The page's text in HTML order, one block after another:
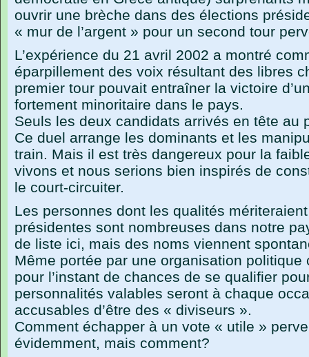
ouvrir une brèche dans des élections
« mur de l’argent » pour un second tour
L’expérience du 21 avril 2002 a montré
éparpillement des voix résultant des libres
premier tour pouvait entraîner la victoire
fortement minoritaire dans le pays.
Seuls les deux candidats arrivés en tête au
Ce duel arrange les dominants et les
train. Mais il est très dangereux pour la
vivons et nous serions bien inspirés de
le court-circuiter.
Les personnes dont les qualités
présidentes sont nombreuses dans notre
de liste ici, mais des noms viennent
Même portée par une organisation politique
pour l’instant de chances de se qualifier
personnalités valables seront à chaque
accusables d’être des « diviseurs ».
Comment échapper à un vote « utile »
évidemment, mais comment?